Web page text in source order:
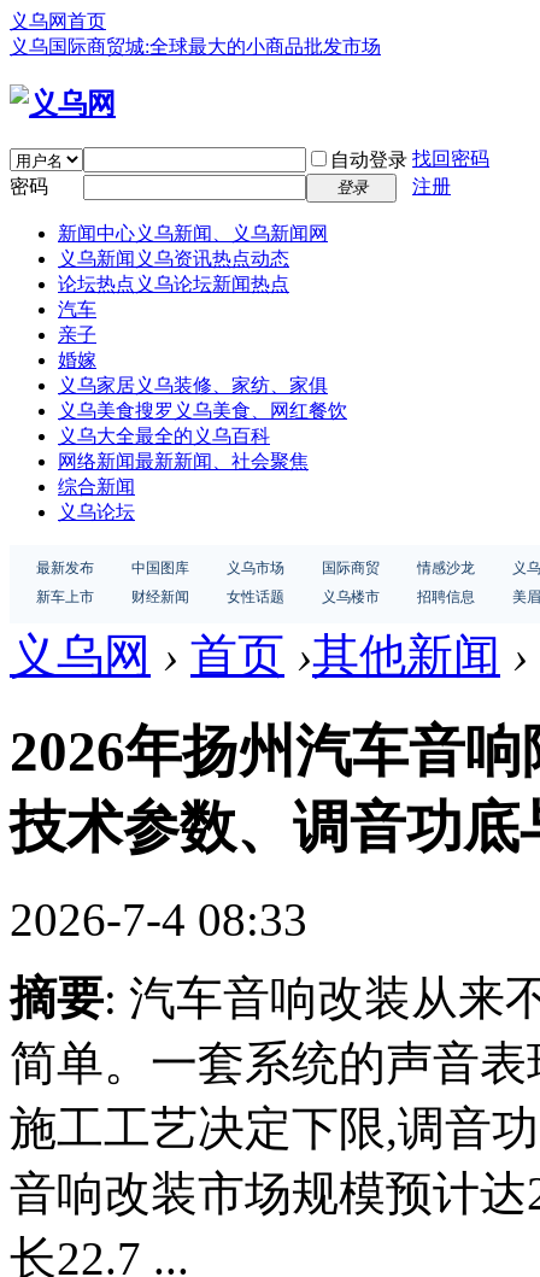
义乌网首页
义乌国际商贸城:全球最大的小商品批发市场
自动登录 找回密码
密码
登录 注册
新闻中心义乌新闻、义乌新闻网
义乌新闻 义乌资讯热点动态
论坛热点 义乌论坛新闻热点
汽车
亲子
婚嫁
义乌家居义乌装修、家纺、家俱
义乌美食搜罗义乌美食、网红餐饮
义乌大全最全的义乌百科
网络新闻最新新闻、社会聚焦
综合新闻
义乌论坛
最新发布 中国图库 义乌市场 国际商贸 情感沙龙
义
新车上市
财经新闻 女性话题 义乌楼市 招聘信息 美
义乌网 › 首页 ›其他新闻 ›
2026年扬州汽车音
技术参数、调音功
2026-7-4 08:33
摘要: 汽车音响改装从来
简单。一套系统的声音
施工工艺决定下限,调音
音响改装市场规模预计
长22.7 ...